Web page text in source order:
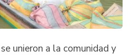
unieron a la comunidad y